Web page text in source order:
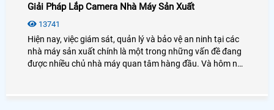
Giải Pháp Lắp Camera Nhà Máy Sản Xuất
13741
Hiện nay, việc giám sát, quản lý và bảo vệ an ninh tại các
nhà máy sản xuất chính là một trong những vấn đề đang
được nhiều chủ nhà máy quan tâm hàng đầu. Và hôm nay